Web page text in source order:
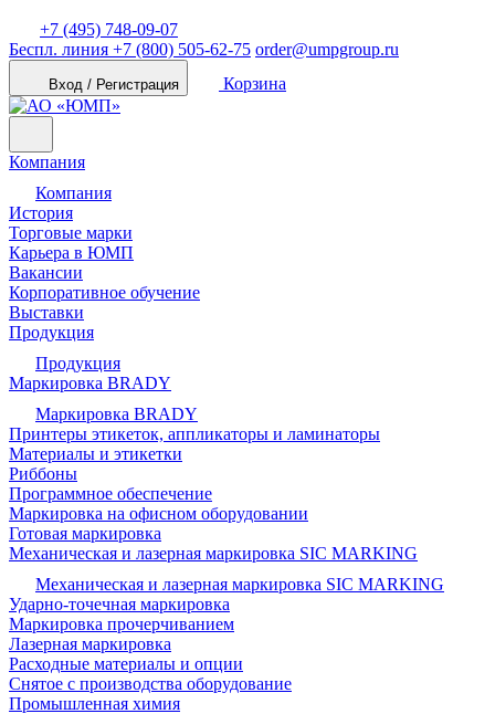
+7 (495) 748-09-07
Беспл. линия +7 (800) 505-62-75 order@umpgroup.ru
Вход / Регистрация Корзина
Компания
Компания
История
Торговые марки
Карьера в ЮМП
Вакансии
Корпоративное обучение
Выставки
Продукция
Продукция
Маркировка BRADY
Маркировка BRADY
Принтеры этикеток, аппликаторы и ламинаторы
Материалы и этикетки
Риббоны
Программное обеспечение
Маркировка на офисном оборудовании
Готовая маркировка
Механическая и лазерная маркировка SIC MARKING
Механическая и лазерная маркировка SIC MARKING
Ударно-точечная маркировка
Маркировка прочерчиванием
Лазерная маркировка
Расходные материалы и опции
Снятое с производства оборудование
Промышленная химия